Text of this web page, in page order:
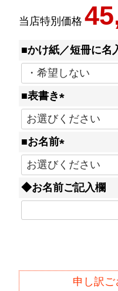
当店特別価格
■かけ紙／短冊に名
■表書き
(
必
須
)
■お名前
(
必
須
◆お名前ご記入欄
申し訳ご